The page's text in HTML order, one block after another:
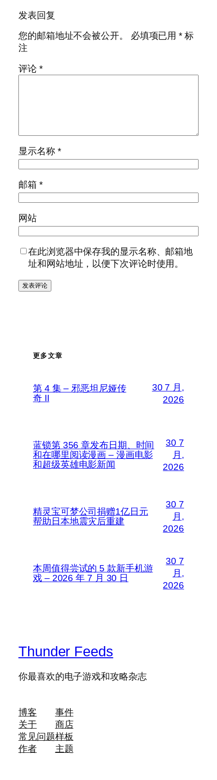
发表回复
您的邮箱地址不会被公开。
必填项已用* 标
注
评论 *
显示名称 *
邮箱 *
网站
在此浏览器中保存我的显示名称、邮箱地
址和网站地址，以便下次评论时使用。
更多文章
第 4 集 – 邪恶坦尼娅传
奇 II
30 7 月,
2026
蓝锁第 356 章发布日期、时间
和在哪里阅读漫画 – 漫画电影
和超级英雄电影新闻
30 7
月,
2026
精灵宝可梦公司捐赠1亿日元
帮助日本地震灾后重建
30 7
月,
2026
本周值得尝试的 5 款新手机游
戏 – 2026 年 7 月 30 日
30 7
月,
2026
Thunder Feeds
你最喜欢的电子游戏和攻略杂志
博客
关于
常见问题
作者
事件
商店
样板
主题